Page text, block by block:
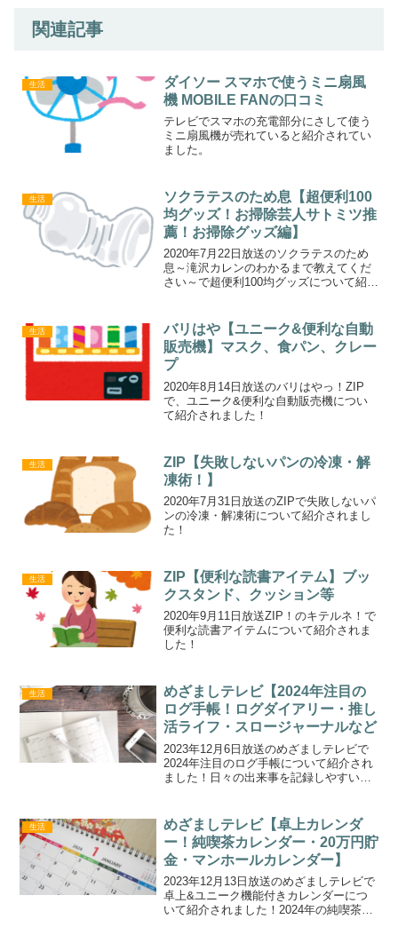
関連記事
生活
ダイソー スマホで使うミニ扇風
機 MOBILE FANの口コミ
テレビでスマホの充電部分にさして使う
ミニ扇風機が売れていると紹介されてい
ました。
生活
ソクラテスのため息【超便利100
均グッズ！お掃除芸人サトミツ推
薦！お掃除グッズ編】
2020年7月22日放送のソクラテスのため
息～滝沢カレンのわかるまで教えてくだ
さい～で超便利100均グッズについて紹介
生活
バリはや【ユニーク&便利な自動
販売機】マスク、食パン、クレー
プ
2020年8月14日放送のバリはやっ！ZIP
で、ユニーク&便利な自動販売機につい
て紹介されました！
生活
ZIP【失敗しないパンの冷凍・解
凍術！】
2020年7月31日放送のZIPで失敗しないパ
ンの冷凍・解凍術について紹介されまし
た！
生活
ZIP【便利な読書アイテム】ブッ
クスタンド、クッション等
2020年9月11日放送ZIP！のキテルネ！で
便利な読書アイテムについて紹介されま
した！
生活
めざましテレビ【2024年注目の
ログ手帳！ログダイアリー・推し
活ライフ・スロージャーナルなど
2023年12月6日放送のめざましテレビで
2024年注目のログ手帳について紹介され
ました！日々の出来事を記録しやすいラ
生活
めざましテレビ【卓上カレンダ
ー！純喫茶カレンダー・20万円貯
金・マンホールカレンダー】
2023年12月13日放送のめざましテレビで
卓上&ユニーク機能付きカレンダーにつ
いて紹介されました！2024年の純喫茶カ